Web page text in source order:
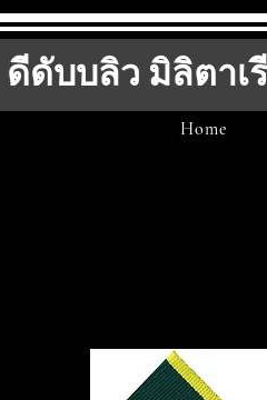
ดีดับบลิว มิลิตาเ
Home